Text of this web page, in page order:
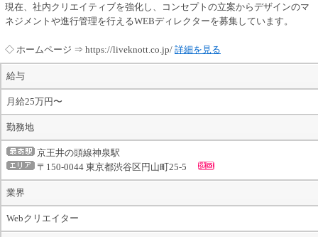
現在、社内クリエイティブを強化し、コンセプトの立案からデザインのマ
ネジメントや進行管理を行えるWEBディレクターを募集しています。
◇ ホームページ ⇒ https://liveknott.co.jp/ 詳細を見る
給与
月給25万円〜
勤務地
京王井の頭線神泉駅
〒150-0044 東京都渋谷区円山町25-5
業界
Webクリエイター